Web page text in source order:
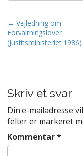
Post navigation
← Vejledning om
Forvaltningsloven
(Justitsministeriet 1986)
Skriv et svar
Din e-mailadresse
felter er markeret
Kommentar*